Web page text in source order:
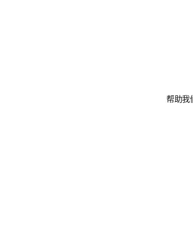
帮助我